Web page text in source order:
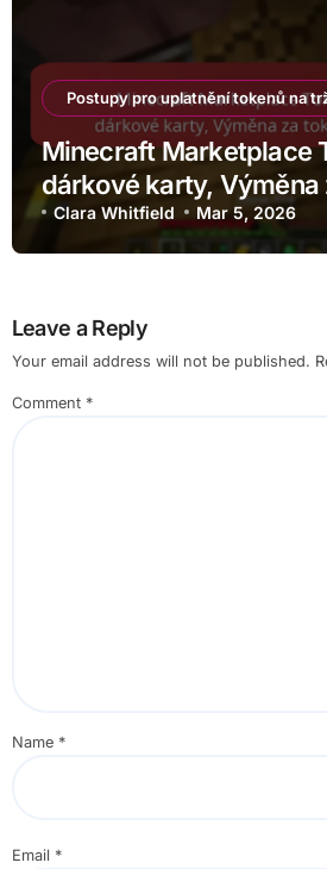
Postupy pro uplatnění tokenů na
Minecraft Marketplace
dárkové karty, Výměna
Hodnota
Clara Whitfield Mar 5, 2026
Leave a Reply
Your email address will not be published.
Comment *
Name *
Email *